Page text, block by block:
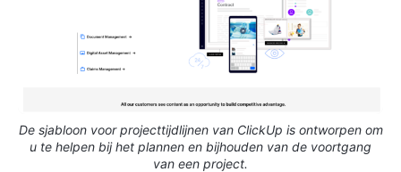
De sjabloon voor projecttijdlijnen van ClickUp is ontworpen om
u te helpen bij het plannen en bijhouden van de voortgang
van een project.